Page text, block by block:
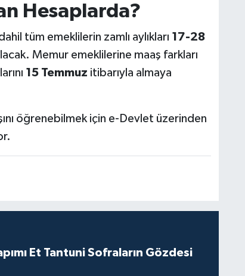
Hesaplarda?
tüm emeklilerin zamlı aylıkları 17-28
Memur emeklilerine maaş farkları
15 Temmuz itibarıyla almaya
öğrenebilmek için e-Devlet üzerinden
Et Tantuni Sofraların Gözdesi